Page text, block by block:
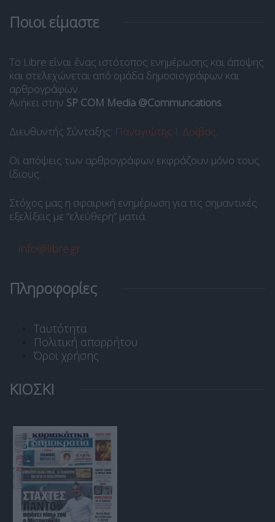
Ποιοι είμαστε
Το Libre είναι ένας ιστότοπος ενημέρωσης και άποψης
και στελεχώνεται από ομάδα δημοσιογράφων και
αρθρογράφων.
Ανήκει στην SP COM Media @Communcations.
Διευθυντής Σύνταξης: Παναγιώτης Ι. Δρίβας.
Οι απόψεις των αρθρογράφων εκφράζουν μόνο τους
ίδιους.
Στόχος μας η σφαιρική ενημέρωση για τις σημαντικές
εξελίξεις με “ελεύθερη” ματιά.
info@libre.gr
Πληροφορίες
Ταυτότητα
Πολιτική απορρήτου
Όροι χρήσης
ΚΙΟΣΚΙ